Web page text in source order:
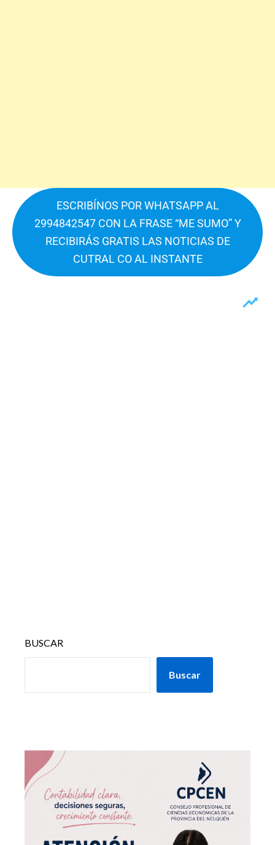
ESCRIBÍNOS POR WHATSAPP AL
2994842547 CON LA FRASE “ME SUMO” Y
RECIBIRÁS GRATIS LAS NOTICIAS DE
CUTRAL CO AL INSTANTE
BUSCAR
Buscar